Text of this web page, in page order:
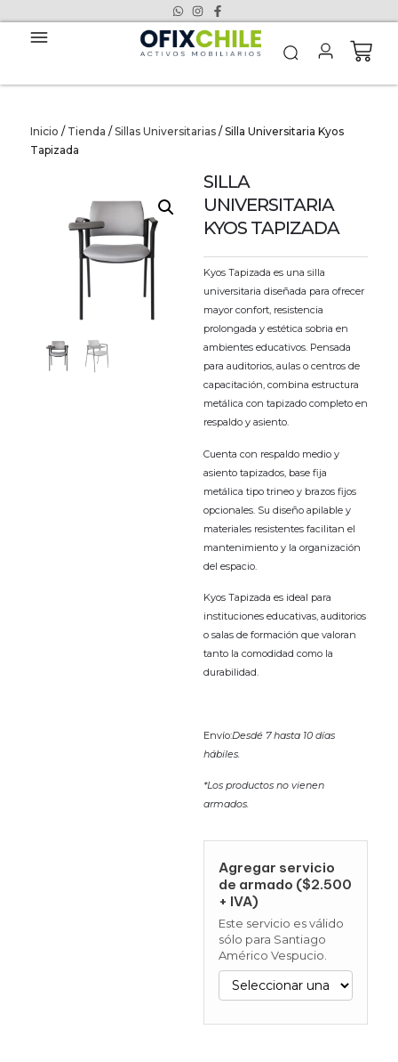
Inicio / Tienda / Sillas Universitarias/ Silla Universitaria Kyos
Tapizada
SILLA
UNIVERSITARIA
KYOS TAPIZADA
Kyos Tapizada es una silla
universitaria diseñada para ofrecer
mayor confort, resistencia
prolongada y estética sobria en
ambientes educativos. Pensada
para auditorios, aulas o centros de
capacitación, combina estructura
metálica con tapizado completo en
respaldo y asiento.
Cuenta con respaldo medio y
asiento tapizados, base fija
metálica tipo trineo y brazos fijos
opcionales. Su diseño apilable y
materiales resistentes facilitan el
mantenimiento y la organización
del espacio.
Kyos Tapizada es ideal para
instituciones educativas, auditorios
o salas de formación que valoran
tanto la comodidad como la
durabilidad.
Envío:Desdé 7 hasta 10 días
hábiles.
*Los productos no vienen
armados.
Agregar servicio
de armado ($2.500
+ IVA)
Este servicio es válido
sólo para Santiago
Américo Vespucio.